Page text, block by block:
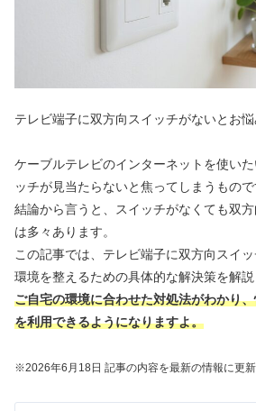
テレビ端子に双方向スイッチがないとお
ケーブルテレビのインターネットを使い
ッチが見当たらないと焦ってしまうもので
結論から言うと、スイッチがなくても双
は多々あります。
この記事では、テレビ端子に双方向スイ
環境を整えるための具体的な解決策を解説
ご自宅の環境に合わせた対処法がわかり
を利用できるようになりますよ。
※2026年6 月18日 記事の内容を最新の情報に更新